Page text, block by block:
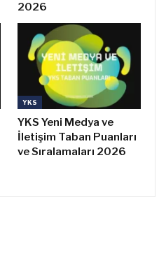
2026
YKS
YKS Yeni Medya ve
İletişim Taban Puanları
ve Sıralamaları 2026